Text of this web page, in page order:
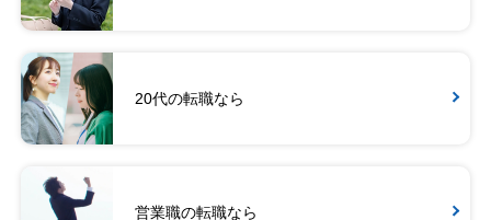
20代の転職なら
営業職の転職なら